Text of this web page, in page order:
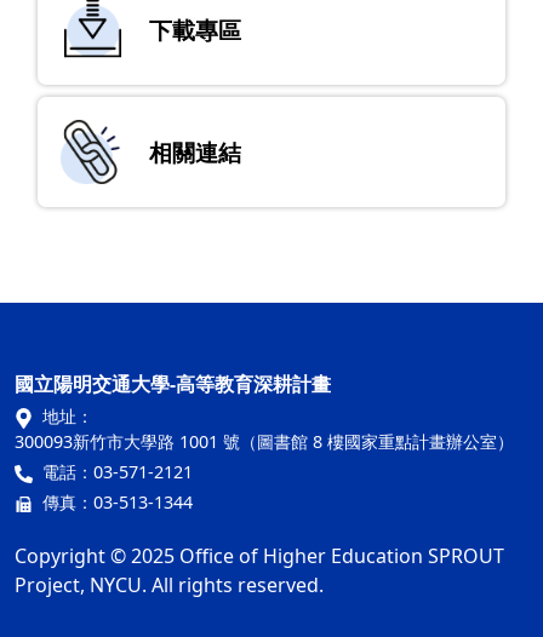
下載專區
相關連結
國立陽明交通大學-高等教育深耕計畫
地址：
300093新竹市大學路 1001 號（圖書館 8 樓國家重點計畫辦公室）
電話：03-571-2121
傳真：03-513-1344
Copyright © 2025 Office of Higher Education SPROUT
Project, NYCU. All rights reserved.